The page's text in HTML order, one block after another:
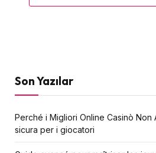
Son Yazılar
Perché i Migliori Online Casinò Non
sicura per i giocatori